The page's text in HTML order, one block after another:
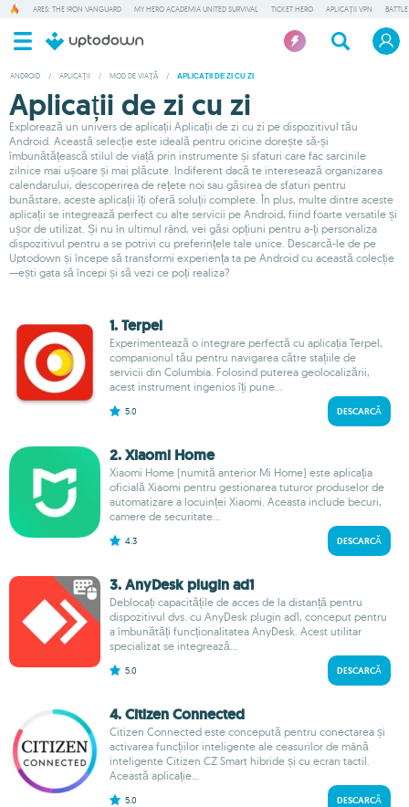
ARES: THE IRON VANGUARD MY HERO ACADEMIA UNITED SURVIVAL TICKET HERO APLICAȚII VPN
ANDROID / APLICAȚII / MOD DE VIAȚĂ / APLICAȚII DE ZI CU ZI
Aplicații de zi cu zi
Explorează un univers de aplicații Aplicații de zi cu zi pe dispozitivul tău
Android. Această selecție este ideală pentru oricine dorește să-și
îmbunătățească stilul de viață prin instrumente și sfaturi care fac sarcinile
zilnice mai ușoare și mai plăcute. Indiferent dacă te interesează organizarea
calendarului, descoperirea de rețete noi sau găsirea de sfaturi pentru
bunăstare, aceste aplicații îți oferă soluții complete. În plus, multe dintre aceste
aplicații se integrează perfect cu alte servicii pe Android, fiind foarte versatile și
ușor de utilizat. Și nu în ultimul rând, vei găsi opțiuni pentru a-ți personaliza
dispozitivul pentru a se potrivi cu preferințele tale unice. Descarcă-le de pe
Uptodown și începe să transformi experiența ta pe Android cu această colecție
—ești gata să începi și să vezi ce poți realiza?
1. Terpel
Experimentează o integrare perfectă cu aplicația Terpel,
companionul tău pentru navigarea către stațiile de
servicii din Columbia. Folosind puterea geolocalizării,
acest instrument ingenios îți pune...
5.0 DESCARCĂ
2. Xiaomi Home
Xiaomi Home (numită anterior Mi Home) este aplicația
oficială Xiaomi pentru gestionarea tuturor produselor de
automatizare a locuinței Xiaomi. Aceasta include becuri,
camere de securitate...
4.3 DESCARCĂ
3. AnyDesk plugin ad1
Deblocați capacitățile de acces de la distanță pentru
dispozitivul dvs. cu AnyDesk plugin ad1, conceput pentru
a îmbunătăți funcționalitatea AnyDesk. Acest utilitar
specializat se integrează...
5.0 DESCARCĂ
4. Citizen Connected
Citizen Connected este concepută pentru conectarea și
activarea funcțiilor inteligente ale ceasurilor de mână
inteligente Citizen CZ Smart hibride și cu ecran tactil.
Această aplicație...
5.0 DESCARCĂ